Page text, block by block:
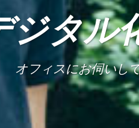
ジタル
あなたの「時